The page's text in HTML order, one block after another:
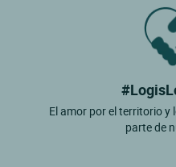
El amor por el territorio
parte de